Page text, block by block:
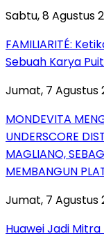
Sabtu, 8 Agustus
FAMILIARITÉ:
Sebuah Karya
Jumat, 7 Agustus
MONDEVITA
UNDERSCORE
MAGLIANO,
MEMBANGUN
Jumat, 7 Agustus
Huawei Jadi Mitra